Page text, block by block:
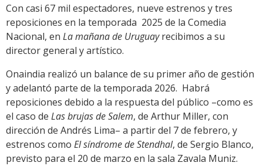
Link
Con casi 67 mil espectadores, nueve estrenos y tres
reposiciones en la temporada 2025 de la Comedia
Nacional, en La mañana de Uruguayrecibimos a su
director general y artístico.
Onaindia realizó un balance de su primer año de gestión
y adelantó parte de la temporada 2026. Habrá
reposiciones debido a la respuesta del público –como es
el caso de Las brujas de Salem, de Arthur Miller, con
dirección de Andrés Lima– a partir del 7 de febrero, y
estrenos como El síndrome de Stendhal, de Sergio Blanco,
previsto para el 20 de marzo en la sala Zavala Muniz.